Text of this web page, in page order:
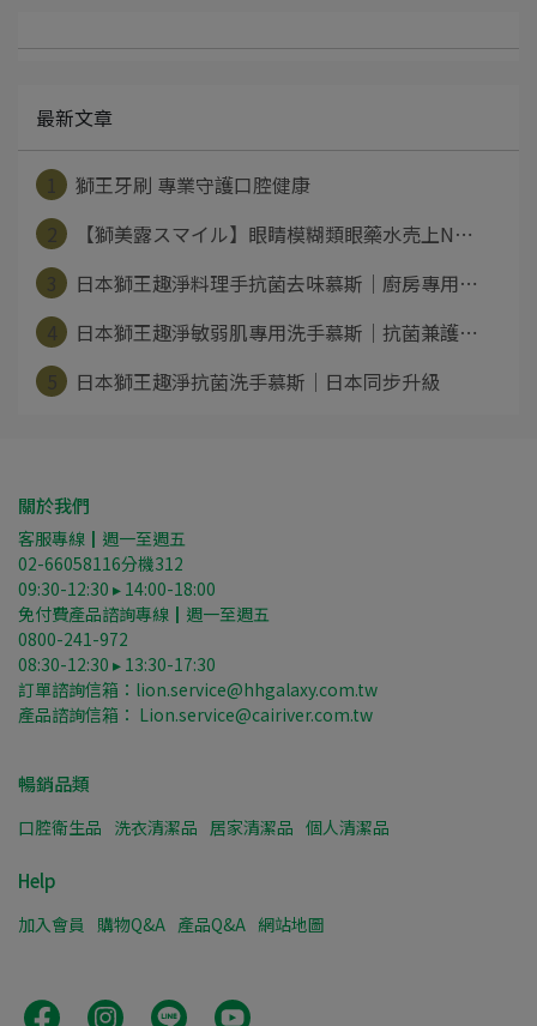
最新文章
獅王牙刷 專業守護口腔健康
【獅美露スマイル】眼睛模糊類眼藥水売上N⋯
日本獅王趣淨料理手抗菌去味慕斯｜廚房專用⋯
日本獅王趣淨敏弱肌專用洗手慕斯｜抗菌兼護⋯
日本獅王趣淨抗菌洗手慕斯｜日本同步升級
關於我們
客服專線┃週一至週五
02-66058116分機312
09:30-12:30 ▸ 14:00-18:00
免付費產品諮詢專線┃週一至週五
0800-241-972
08:30-12:30 ▸ 13:30-17:30
訂單諮詢信箱：lion.service@hhgalaxy.com.tw
產品諮詢信箱： Lion.service@cairiver.com.tw
暢銷品類
口腔衛生品 洗衣清潔品 居家清潔品 個人清潔品
Help
加入會員 購物Q&A 產品Q&A 網站地圖